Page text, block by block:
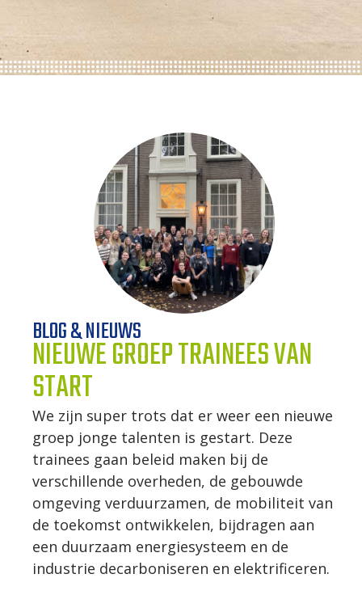
ORGANISATIES
UW VERHAAL
DE MEERWAARDE
KETENAANPAK
UW NETWERK
WERKWIJZE
UW PROJECT
CONTACT
BLOG & NIEUWS
NIEUWE GROEP TRAINEES VAN
START
We zijn super trots dat er weer een nieuwe
groep jonge talenten is gestart. Deze
trainees gaan beleid maken bij de
verschillende overheden, de gebouwde
omgeving verduurzamen, de mobiliteit van
de toekomst ontwikkelen, bijdragen aan
een duurzaam energiesysteem en de
industrie decarboniseren en elektrificeren.